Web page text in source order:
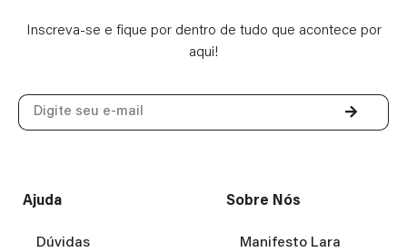
Inscreva-se e fique por dentro de tudo que acontece por
aqui!
Ajuda
Dúvidas
Sobre Nós
Manifesto Lara